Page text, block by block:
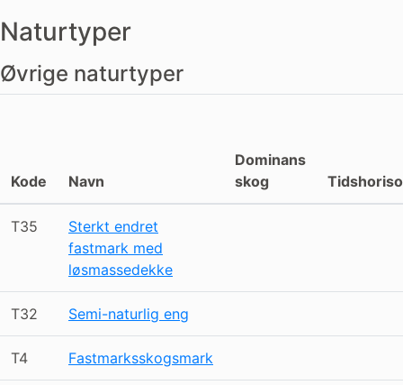
Naturtyper
Øvrige naturtyper
Kode Navn
Dominans
skog
T35
Sterkt endret
fastmark med
løsmassedekke
T32 Semi-naturlig eng
T4 Fastmarksskogsmark